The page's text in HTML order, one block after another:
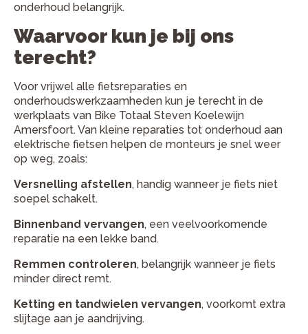
onderhoud belangrijk.
Waarvoor kun je bij ons
terecht?
Voor vrijwel alle fietsreparaties en
onderhoudswerkzaamheden kun je terecht in de
werkplaats van Bike Totaal Steven Koelewijn
Amersfoort. Van kleine reparaties tot onderhoud aan
elektrische fietsen helpen de monteurs je snel weer
op weg, zoals:
Versnelling afstellen, handig wanneer je fiets niet
soepel schakelt.
Binnenband vervangen, een veelvoorkomende
reparatie na een lekke band.
Remmen controleren, belangrijk wanneer je fiets
minder direct remt.
Ketting en tandwielen vervangen, voorkomt extra
slijtage aan je aandrijving.